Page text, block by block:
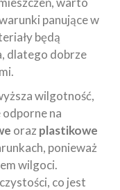
panujące w
będą
dlatego dobrze
wilgotność,
na
oraz plastikowe
ponieważ
wilgoci.
co jest